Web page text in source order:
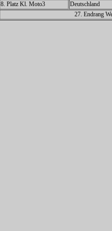
8. Platz Kl. Moto3
Deutschland
27. Endrang